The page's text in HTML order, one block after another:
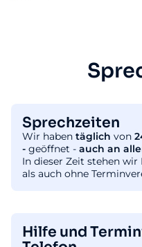
Sprechzeiten
Wir haben täglich von
- geöffnet - auch an
In dieser Zeit stehen
als auch ohne
Hilfe und